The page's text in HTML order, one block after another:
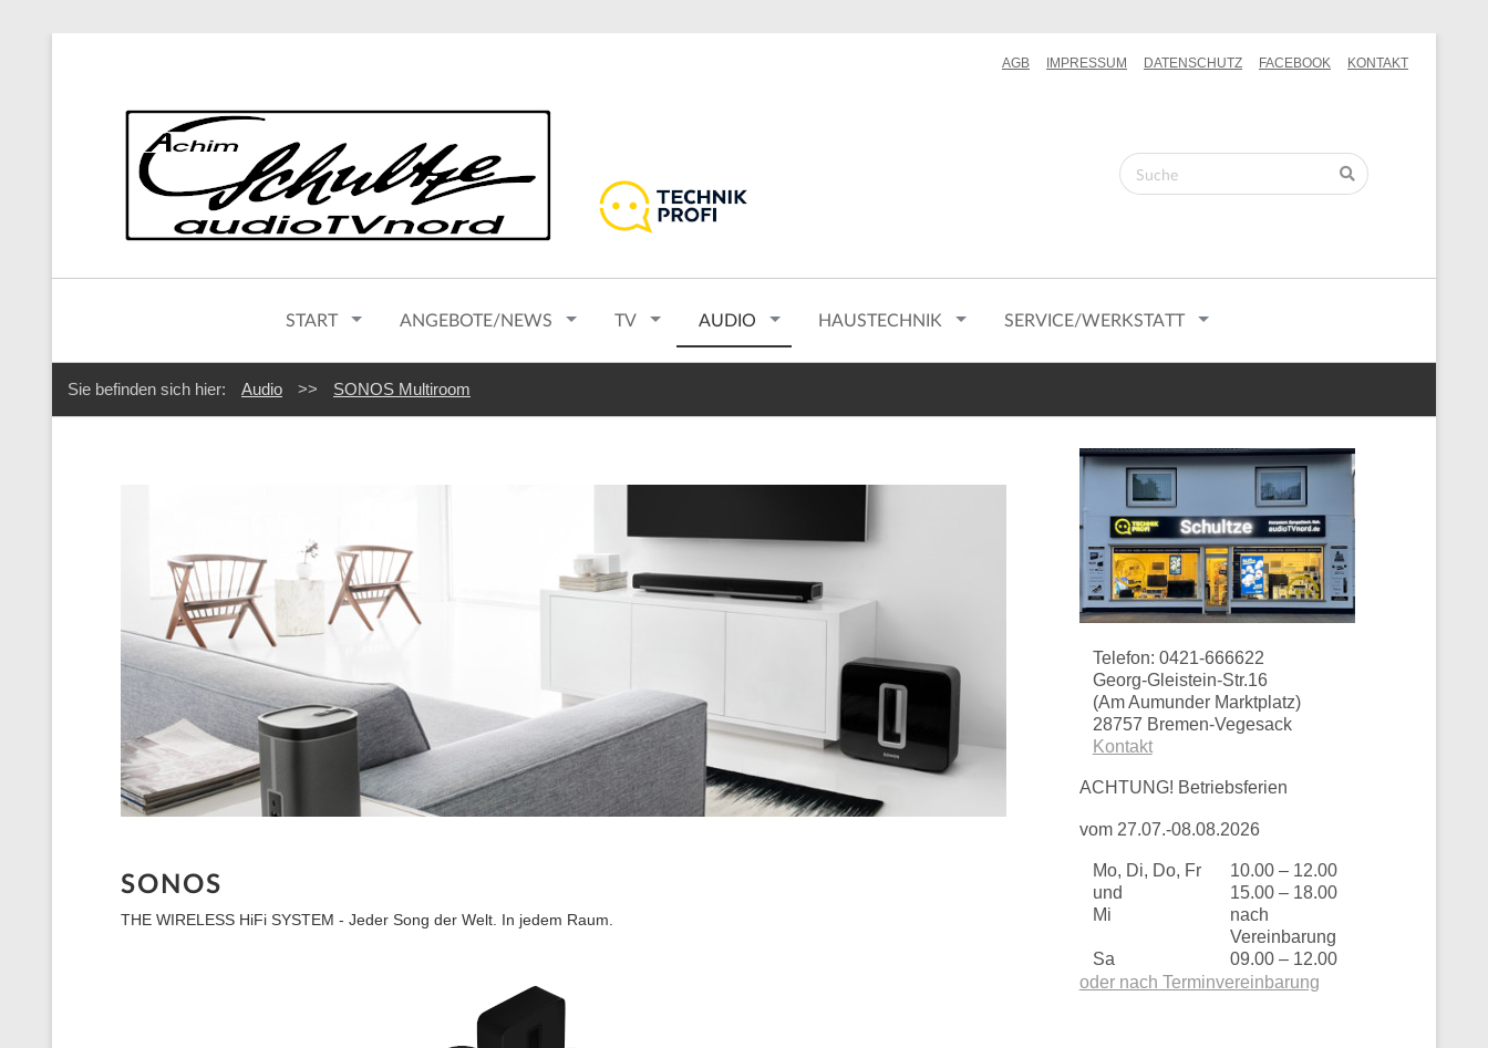
AGB IMPRESSUM DATENSCHUTZ FACEBOOK KONTAKT
START ANGEBOTE/NEWS TV AUDIO HAUSTECHNIK SERVICE/WERKSTATT
Sie befinden sich hier: Audio >> SONOS Multiroom
SONOS
THE WIRELESS HiFi SYSTEM - Jeder Song der Welt. In jedem Raum.
Telefon: 0421-666622
Georg-Gleistein-Str.16
(Am Aumunder Marktplatz)
28757 Bremen-Vegesack
Kontakt
ACHTUNG! Betriebsferien
vom 27.07.-08.08.2026
Mo, Di, Do, Fr
10.00 – 12.00
und
15.00 – 18.00
Mi
nach
Vereinbarung
Sa
09.00 – 12.00
oder nach Terminvereinbarung